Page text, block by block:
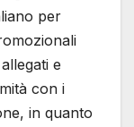
per
e
con i
in quanto